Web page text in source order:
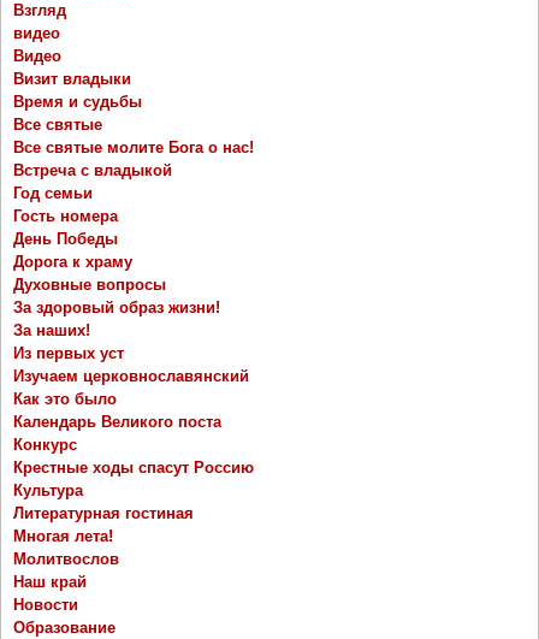
Взгляд
видео
Видео
Визит владыки
Время и судьбы
Все святые
Все святые молите Бога о нас!
Встреча с владыкой
Год семьи
Гость номера
День Победы
Дорога к храму
Духовные вопросы
За здоровый образ жизни!
За наших!
Из первых уст
Изучаем церковнославянский
Как это было
Календарь Великого поста
Конкурс
Крестные ходы спасут Россию
Культура
Литературная гостиная
Многая лета!
Молитвослов
Наш край
Новости
Образование